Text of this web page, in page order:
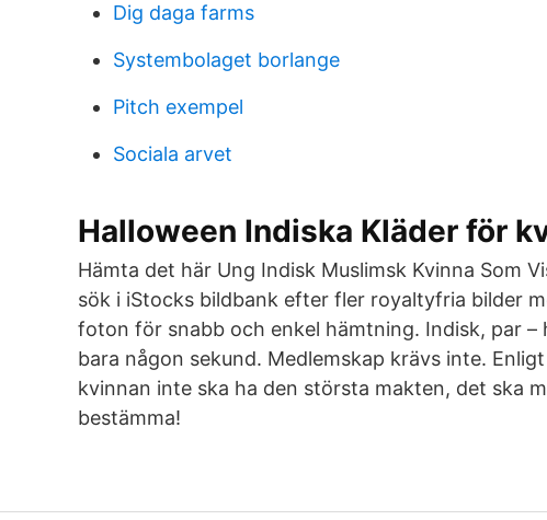
Dig daga farms
Systembolaget borlange
Pitch exempel
Sociala arvet
Halloween Indiska Kläder för
Hämta det här Ung Indisk Muslimsk Kvinna Som
sök i iStocks bildbank efter fler royaltyfria bilder
foton för snabb och enkel hämtning. Indisk, par
bara någon sekund. Medlemskap krävs inte.
kvinnan inte ska ha den största makten, det ska
bestämma!